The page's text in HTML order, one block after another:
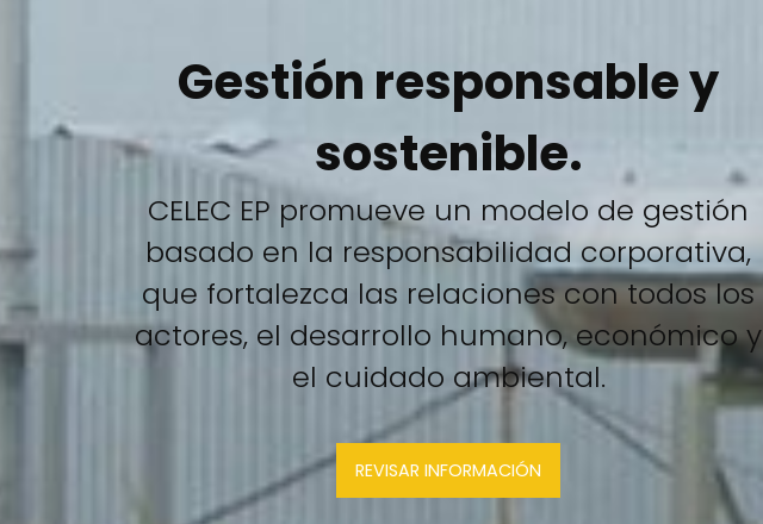
Gestión responsable y
sostenible.
CELEC EP promueve un modelo de gestión
basado en la responsabilidad corporativa,
que fortalezca las relaciones con todos los
actores, el desarrollo humano, económico y
el cuidado ambiental.
REVISAR INFORMACIÓN